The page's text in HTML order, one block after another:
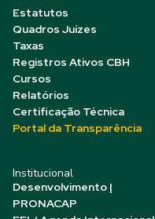
Estatutos
Quadros Juízes
Taxas
Registros Ativos CBH
Cursos
Relatórios
Certificação Técnica
Portal da Transparência
Institucional
Desenvolvimento |
PRONACAP